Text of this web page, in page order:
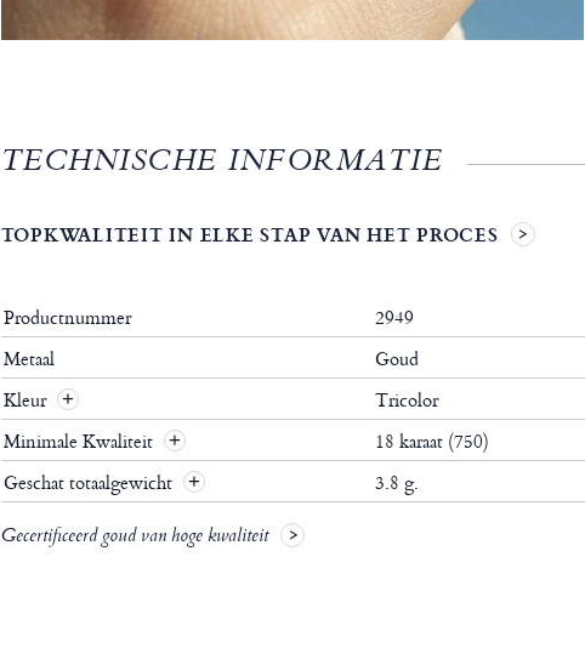
TECHNISCHE INFORMATIE
TOPKWALITEIT IN ELKE STAP VAN HET PROCES
Productnummer
2949
Metaal
Goud
Kleur
Tricolor
Minimale Kwaliteit
18 karaat (750)
Geschat totaalgewicht
3.8 g.
Gecertificeerd goud van hoge kwaliteit